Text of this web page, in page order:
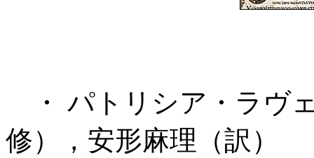
・ パトリシア・ラヴ
修），安形麻理（訳）